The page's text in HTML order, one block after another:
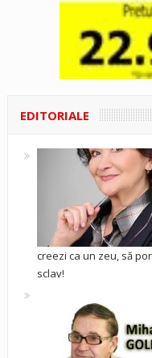
EDITORIALE
creezi ca un zeu, să
sclav!